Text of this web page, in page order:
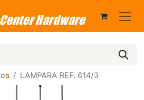
LAMPARA REF. 614/3